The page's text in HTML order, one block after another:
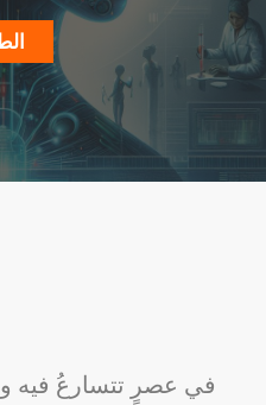
في عصرٍ تتسارعُ فيه